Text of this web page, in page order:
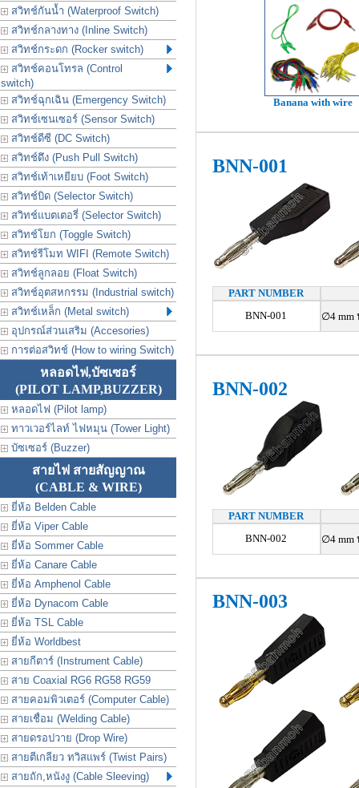
สวิทช์กันน้ำ (Waterproof Switch)
สวิทช์กลางทาง (Inline Switch)
สวิทช์กระดก (Rocker switch)
สวิทช์คอนโทรล (Control
switch)
สวิทช์ฉุกเฉิน (Emergency Switch)
สวิทช์เซนเซอร์ (Sensor Switch)
สวิทช์ดีซี (DC Switch)
สวิทช์ดึง (Push Pull Switch)
สวิทช์เท้าเหยียบ (Foot Switch)
สวิทช์บิด (Selector Switch)
สวิทช์แบตเตอรี่ (Selector Switch)
สวิทช์โยก (Toggle Switch)
สวิทช์รีโมท WIFI (Remote Switch)
สวิทช์ลูกลอย (Float Switch)
สวิทช์อุตสหกรรม (Industrial switch)
สวิทช์เหล็ก (Metal switch)
อุปกรณ์ส่วนเสริม (Accesories)
การต่อสวิทช์ (How to wiring Switch)
หลอดไฟ,บัซเซอร์
(PILOT LAMP,BUZZER)
หลอดไฟ (Pilot lamp)
ทาวเวอร์ไลท์ ไฟหมุน (Tower Light)
บัซเซอร์ (Buzzer)
สายไฟ สายสัญญาณ
(CABLE & WIRE)
ยี่ห้อ Belden Cable
ยี่ห้อ Viper Cable
ยี่ห้อ Sommer Cable
ยี่ห้อ Canare Cable
ยี่ห้อ Amphenol Cable
ยี่ห้อ Dynacom Cable
ยี่ห้อ TSL Cable
ยี่ห้อ Worldbest
สายกีตาร์ (Instrument Cable)
สาย Coaxial RG6 RG58 RG59
สายคอมพิวเตอร์ (Computer Cable)
สายเชื่อม (Welding Cable)
สายดรอปวาย (Drop Wire)
สายตีเกลียว ทวิสแพร์ (Twist Pairs)
สายถัก,หนังงู (Cable Sleeving)
Banana with wire
BNN-001
PART NUMBER
BNN-001
∅4 mm
BNN-002
PART NUMBER
BNN-002
∅4 mm
BNN-003